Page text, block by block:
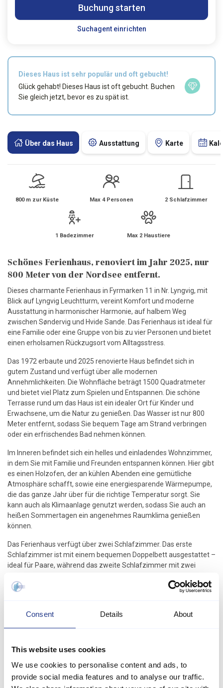
Consent Details About
This website uses cookies
We use cookies to personalise content and ads, to
provide social media features and to analyse our traffic.
Über das Haus Ausstattung Karte
800 m zur Küste Max 4 Personen 2 Schlafzimmer
1 Badezimmer Max 2 Haustiere
Schönes Ferienhaus, renoviert im Jahr 2025, nur
800 Meter von der Nordsee entfernt.
Dieses charmante Ferienhaus in Fyrmarken 11 in Nr. Lyngvig, mit
Blick auf Lyngvig Leuchtturm, vereint Komfort und moderne
Ausstattung in harmonischer Harmonie, auf halbem Weg
zwischen Søndervig und Hvide Sande. Das Ferienhaus ist ideal für
eine Familie oder eine Gruppe von bis zu vier Personen und bietet
einen erholsamen Rückzugsort vom Alltagsstress.
Das 1972 erbaute und 2025 renovierte Haus befindet sich in
gutem Zustand und verfügt über alle modernen
Annehmlichkeiten. Die Wohnfläche beträgt 1500 Quadratmeter
und bietet viel Platz zum Spielen und Entspannen. Die schöne
Terrasse rund um das Haus ist ein idealer Ort für Kinder und
Erwachsene, um die Natur zu genießen. Das Wasser ist nur 800
Meter entfernt, sodass Sie bequem Tage am Strand verbringen
oder ein erfrischendes Bad nehmen können.
Im Inneren befindet sich ein helles und einladendes Wohnzimmer,
in dem Sie mit Familie und Freunden entspannen können. Hier gibt
es einen Holzofen, der an kühlen Abenden eine gemütliche
Atmosphäre schafft, sowie eine energiesparende Wärmepumpe,
die das ganze Jahr über für die richtige Temperatur sorgt. Sie
kann auch als Klimaanlage genutzt werden, sodass Sie auch an
heißen Sommertagen ein angenehmes Raumklima genießen
können.
Das Ferienhaus verfügt über zwei Schlafzimmer. Das erste
Schlafzimmer ist mit einem bequemen Doppelbett ausgestattet –
ideal für Paare, während das zweite Schlafzimmer mit zwei
Platz für vier Personen und ist somit ideal für eine kleinere
Die Ausstattung ist gut, mit einem Badezimmer mit Dusche und
Liter-Gefrierschrank und Geschirrspüler – so können Sie ohne
Für Unterhaltung sorgt ein Fernseher mit dänischen und
deutschen Programmen. Dank Chromecast können Sie Ihre
Buchung starten
Suchagent einrichten
Dieses Haus ist sehr populär und oft gebucht!
Glück gehabt! Dieses Haus ist oft gebucht. Buchen
Sie gleich jetzt, bevor es zu spät ist.